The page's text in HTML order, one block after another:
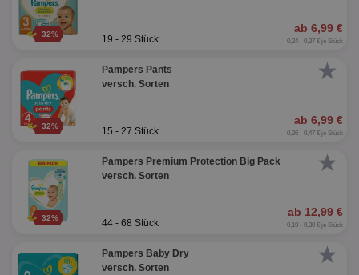
32% ab 6,99 €
19 - 29 Stück 0,24 - 0,37 € je Stück
★
32%
Pampers Pants
versch. Sorten
ab 6,99 €
15 - 27 Stück 0,26 - 0,47 € je Stück
★
32%
Pampers Premium Protection Big Pack
versch. Sorten
ab 12,99 €
44 - 68 Stück 0,19 - 0,30 € je Stück
★
Pampers Baby Dry
versch. Sorten